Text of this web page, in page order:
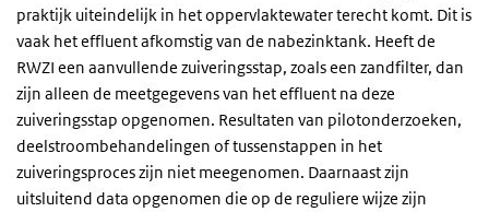
praktijk uiteindelijk in het oppervlaktewater terecht komt. Dit is
vaak het effluent afkomstig van de nabezinktank. Heeft de
RWZI een aanvullende zuiveringsstap, zoals een zandfilter, dan
zijn alleen de meetgegevens van het effluent na deze
zuiveringsstap opgenomen. Resultaten van pilotonderzoeken,
deelstroombehandelingen of tussenstappen in het
zuiveringsproces zijn niet meegenomen. Daarnaast zijn
uitsluitend data opgenomen die op de reguliere wijze zijn